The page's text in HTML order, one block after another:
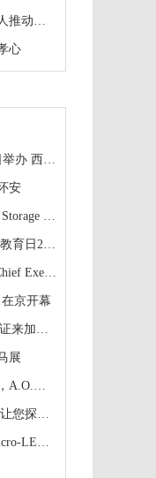
慧升级
心
衔春茶盛宴
安
100 List
球国安杯
Officer
京开幕
任承诺
展
的新魔法
新体验
技术新征程